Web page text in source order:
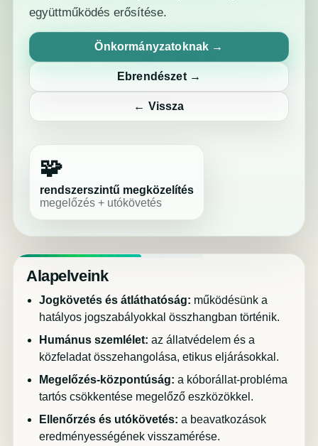
együttműködés erősítése.
Önkormányzatoknak →
Ebrendészet →
← Vissza
🧩
rendszerszintű megközelítés
megelőzés + utókövetés
Alapelveink
Jogkövetés és átláthatóság: működésünk a
hatályos jogszabályokkal összhangban történik.
Humánus szemlélet: az állatvédelem és a
közfeladat összehangolása, etikus eljárásokkal.
Megelőzés-központúság: a kóborállat-probléma
tartós csökkentése megelőző eszközökkel.
Ellenőrzés és utókövetés: a beavatkozások
eredményességének visszamérése.